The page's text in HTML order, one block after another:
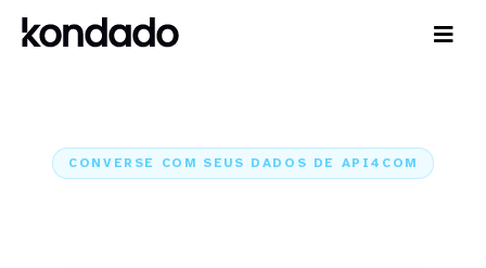
CONVERSE COM SEUS DADOS DE API4COM